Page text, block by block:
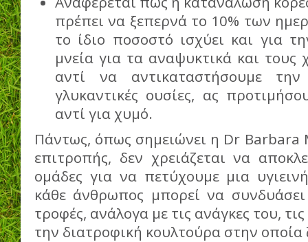
πρέπει να ξεπερνά το 10% των
το ίδιο ποσοστό ισχύει και για
μνεία για τα αναψυκτικά και τους
αντί να αντικαταστήσουμε
γλυκαντικές ουσίες, ας
αντί για χυμό.
Πάντως, όπως σημειώνει η Dr Barbara
επιτροπής, δεν χρειάζεται να
ομάδες για να πετύχουμε μια
κάθε άνθρωπος μπορεί να συνδυάσει
τροφές, ανάλογα με τις ανάγκες του,
την διατροφική κουλτούρα στην οποία